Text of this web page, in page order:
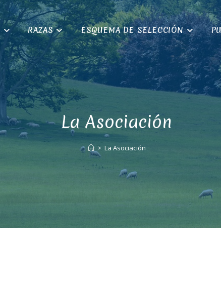
RAZAS ESQUEMA DE SELECCIÓN
La Asociación
> La Asociación